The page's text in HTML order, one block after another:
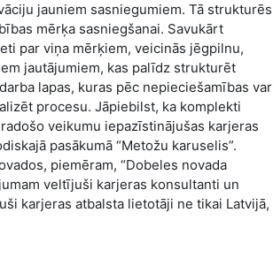
jauniem sasniegumiem. Tā strukturēs
mērķa sasniegšanai. Savukārt
par viņa mērķiem, veicinās jēgpilnu,
jautājumiem, kas palīdz strukturēt
lapas, kuras pēc nepieciešamības var
procesu. Jāpiebilst, ka komplekti
veikumu iepazīstinājušas karjeras
pasākumā “Metožu karuselis”.
piemēram, “Dobeles novada
veltījuši karjeras konsultanti un
karjeras atbalsta lietotāji ne tikai Latvijā,